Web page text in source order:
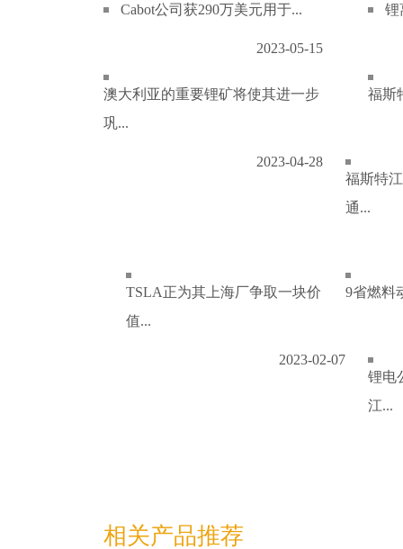
Cabot公司获290万美元用于...
2023-05-15
锂
澳大利亚的重要锂矿将使其进一步
巩...
2023-04-28
福斯
福斯特
通...
TSLA正为其上海厂争取一块价
值...
2023-02-07
9省燃料
锂电
江...
相关产品推荐